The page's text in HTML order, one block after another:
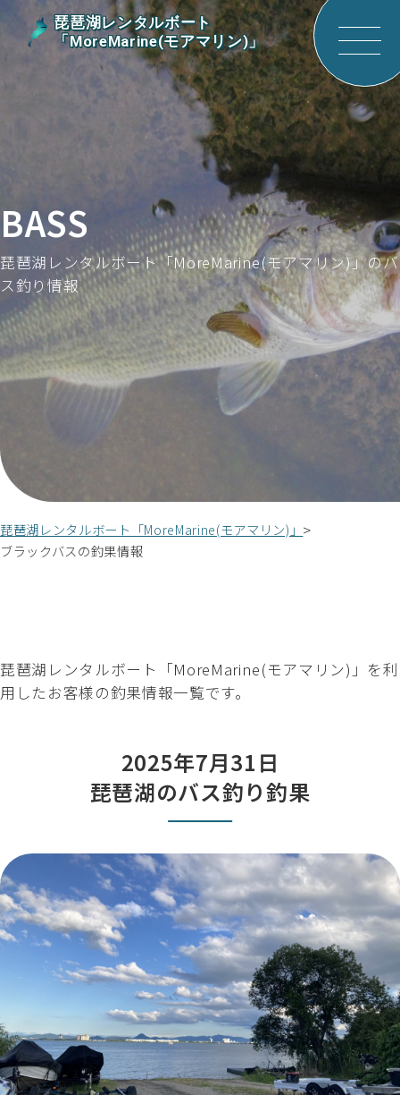
琵琶湖レンタルボート
「MoreMarine(モアマリン)」
BASS
琵琶湖レンタルボート「MoreMarine(モアマリン)」のバ
ス釣り情報
琵琶湖レンタルボート「MoreMarine(モアマリン)」
ブラックバスの釣果情報
琵琶湖レンタルボート「MoreMarine(モアマリン)」を利
用したお客様の釣果情報一覧です。
2025年7月31日
琵琶湖のバス釣り釣果
サイ
ニュ
ーを
開く